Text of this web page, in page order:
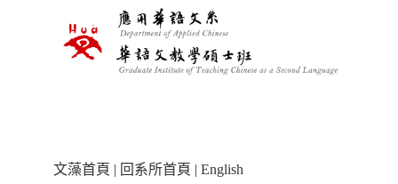
文藻首頁 | 回系所首頁 | English